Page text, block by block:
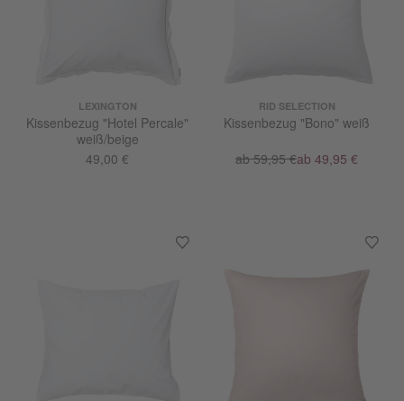
LEXINGTON
Kissenbezug "Hotel Percale"
weiß/beige
49,00 €
RID SELECTION
Kissenbezug "Bono" weiß
ab 59,95 €ab 49,95 €